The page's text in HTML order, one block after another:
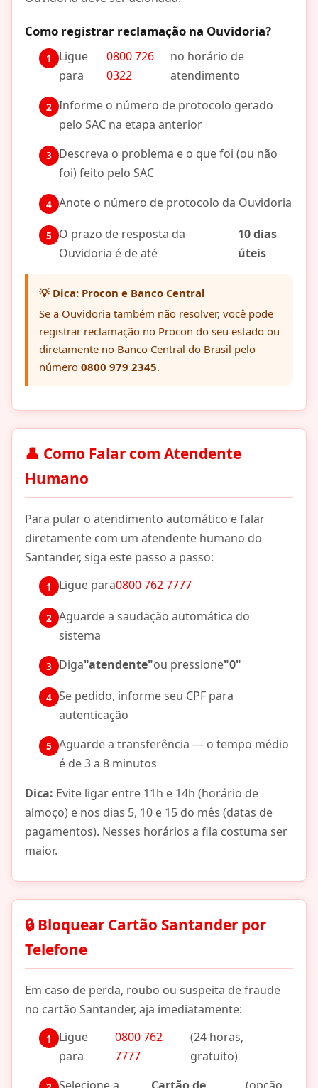
Como registrar reclamação na Ouvidoria?
Ligue
para
0800 726
0322
no horário de
atendimento
Informe o número de protocolo gerado
pelo SAC na etapa anterior
Descreva o problema e o que foi (ou não
foi) feito pelo SAC
Anote o número de protocolo da Ouvidoria
O prazo de resposta da
Ouvidoria é de até
10 dias
úteis
💡 Dica: Procon e Banco Central
Se a Ouvidoria também não resolver, você pode
registrar reclamação no Procon do seu estado ou
diretamente no Banco Central do Brasil pelo
número 0800 979 2345.
👤 Como Falar com Atendente
Humano
Para pular o atendimento automático e falar
diretamente com um atendente humano do
Santander, siga este passo a passo:
Ligue para0800 762 7777
Aguarde a saudação automática do
sistema
Diga"atendente"ou pressione"0"
Se pedido, informe seu CPF para
autenticação
Aguarde a transferência — o tempo médio
é de 3 a 8 minutos
Dica: Evite ligar entre 11h e 14h (horário de
almoço) e nos dias 5, 10 e 15 do mês (datas de
pagamentos). Nesses horários a fila costuma ser
maior.
🔒 Bloquear Cartão Santander por
Telefone
Em caso de perda, roubo ou suspeita de fraude
no cartão Santander, aja imediatamente:
Ligue
para
0800 762
7777
(24 horas,
gratuito)